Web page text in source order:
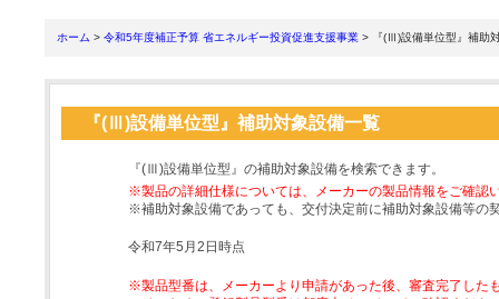
ホーム > 令和5年度補正予算 省エネルギー投資促進支援事業 > 『(Ⅲ)設備単位型』補助
『(Ⅲ)設備単位型』補助対象設備一覧
『(Ⅲ)設備単位型』の補助対象設備を検索できます。
※製品の詳細仕様については、メーカーの製品情報をご確認
※補助対象設備であっても、交付決定前に補助対象設備等の
令和7年5月2日時点
※製品型番は、メーカーより申請があった後、審査完了した